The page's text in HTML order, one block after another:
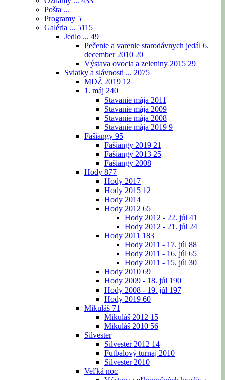
Pošta ...
Programy 5
Galéria ... 5115
Jedlo ... 49
Pečenie a varenie starodávnych jedál 6.
december 2010 20
Výstava ovocia a zeleniny 2015 29
Sviatky a slávnosti ... 2075
MDŽ 2019 12
1. máj 240
Stavanie mája 2011
Stavanie mája 2009
Stavanie mája 2008
Stavanie mája 2019 9
Fašiangy 95
Fašiangy 2019 21
Fašiangy 2013 25
Fašiangy 2008
Hody 877
Hody 2017
Hody 2015 12
Hody 2014
Hody 2012 65
Hody 2012 - 22. júl 41
Hody 2012 - 21. júl 24
Hody 2011 183
Hody 2011 - 17. júl 88
Hody 2011 - 16. júl 65
Hody 2011 - 15. júl 30
Hody 2010 69
Hody 2009 - 18. júl 190
Hody 2008 - 19. júl 197
Hody 2019 60
Mikuláš 71
Mikuláš 2012 15
Mikuláš 2010 56
Silvester
Silvester 2012 14
Futbalový turnaj 2010
Silvester 2010
Veľká noc